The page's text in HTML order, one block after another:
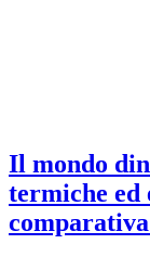
Il mondo
termiche